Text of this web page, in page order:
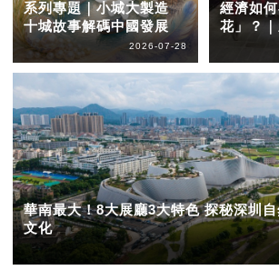
系列專題｜小城大製造
十城故事解碼中國發展
2026-07-28
經濟如
花」？
華南最大！8大展廳3大特色 探秘深圳
文化